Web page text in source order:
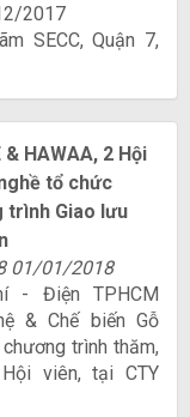
2017
SECC, Quận 7,
& HAWAA, 2 Hội
tổ chức
trình Giao lưu
01/01/2018
- Điện TPHCM
& Chế biến Gỗ
trình thăm,
viên, tại CTY